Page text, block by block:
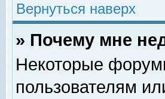
Вернуться наверх
» Почему мне
Некоторые
пользователям